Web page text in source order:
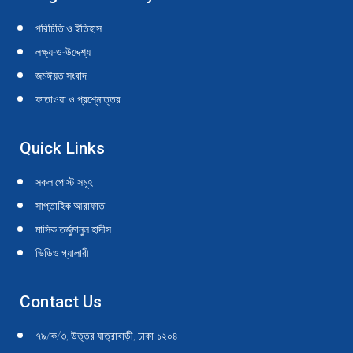
window
পরিচিতি ও ইতিহাস
লক্ষ্য-ও-উদ্দেশ্য
জমঈয়ত সংবাদ
ফাতাওয়া ও প্রশ্নোত্তর
Quick Links
সকল পোস্ট সমূহ
সাপ্তাহিক আরাফাত
মাসিক তর্জুমানুল হাদীস
ভিডিও গ্যালারী
Contact Us
৭৯/ক/৩, উত্তর যাত্রাবাড়ী, ঢাকা-১২০৪